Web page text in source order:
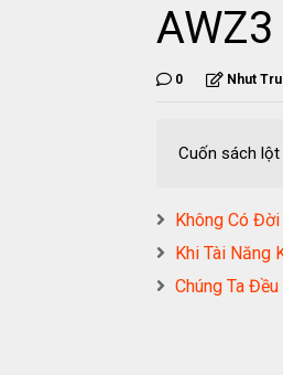
AWZ3
0 Nhut
Cuốn sách lột
Không Có
Khi Tài Năng
Chúng Ta